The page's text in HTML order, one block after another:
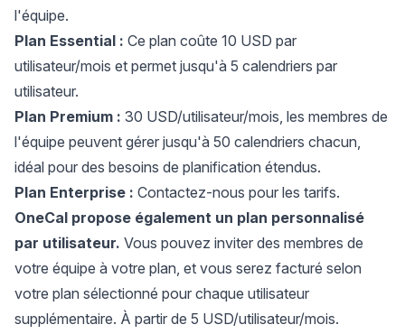
l'équipe.
Plan Essential : Ce plan coûte 10 USD par
utilisateur/mois et permet jusqu'à 5 calendriers par
utilisateur.
Plan Premium : 30 USD/utilisateur/mois, les membres de
l'équipe peuvent gérer jusqu'à 50 calendriers chacun,
idéal pour des besoins de planification étendus.
Plan Enterprise : Contactez-nous pour les tarifs.
OneCal propose également un plan personnalisé
par utilisateur. Vous pouvez inviter des membres de
votre équipe à votre plan, et vous serez facturé selon
votre plan sélectionné pour chaque utilisateur
supplémentaire. À partir de 5 USD/utilisateur/mois.